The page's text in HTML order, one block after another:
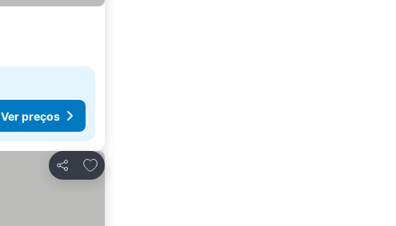
Ver preços
Partilhar
Adicionar aos favoritos